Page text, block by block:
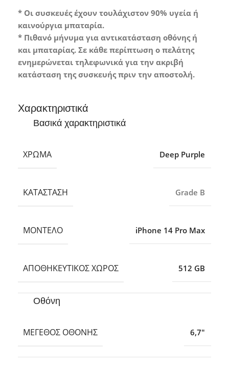
* Οι συσκευές έχουν τουλάχιστον 90% υγεία ή
καινούργια μπαταρία.
* Πιθανό μήνυμα για αντικατάσταση οθόνης ή
και μπαταρίας. Σε κάθε περίπτωση ο πελάτης
ενημερώνεται τηλεφωνικά για την ακριβή
κατάσταση της συσκευής πριν την αποστολή.
Χαρακτηριστικά
Βασικά χαρακτηριστικά
ΧΡΏΜΑ Deep Purple
ΚΑΤΆΣΤΑΣΗ Grade B
ΜΟΝΤΈΛΟ iPhone 14 Pro Max
ΑΠΟΘΗΚΕΥΤΙΚΌΣ ΧΏΡΟΣ 512 GB
Οθόνη
ΜΈΓΕΘΟΣ ΟΘΌΝΗΣ 6,7″